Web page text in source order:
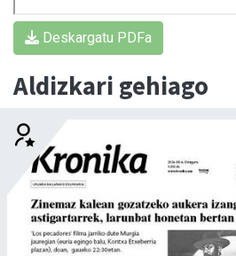
Deskargatu PDFa
Aldizkari gehiago